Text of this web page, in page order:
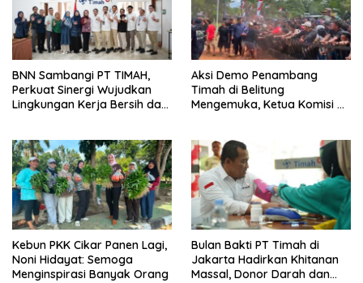
BNN Sambangi PT TIMAH,
Perkuat Sinergi Wujudkan
Lingkungan Kerja Bersih dari
Aksi Demo Penambang
Timah di Belitung
Mengemuka, Ketua Komisi XII
Terbit
Kebun PKK Cikar Panen Lagi,
Noni Hidayat: Semoga
Menginspirasi Banyak Orang
Bulan Bakti PT Timah di
Jakarta Hadirkan Khitanan
Massal, Donor Darah dan